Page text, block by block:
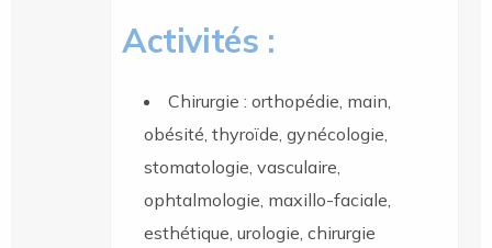
Activités :
Chirurgie : orthopédie, main,
obésité, thyroïde, gynécologie,
stomatologie, vasculaire,
ophtalmologie, maxillo-faciale,
esthétique, urologie, chirurgie